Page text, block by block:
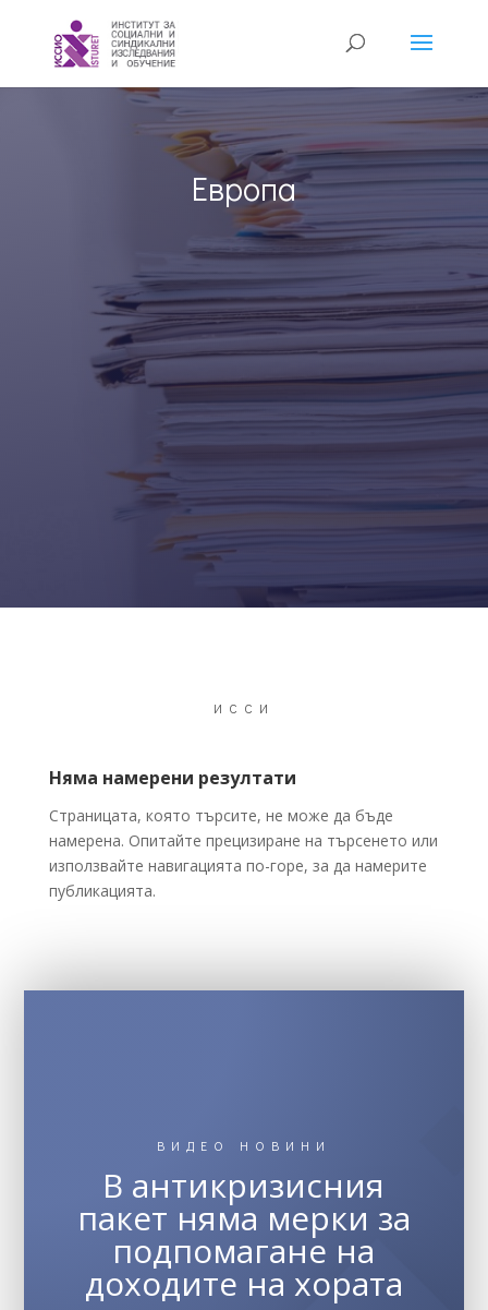
Европа
ИССИ
Няма намерени резултати
Страницата, която търсите, не може да бъде
намерена. Опитайте прецизиране на търсенето или
използвайте навигацията по-горе, за да намерите
публикацията.
ВИДЕО НОВИНИ
В антикризисния
пакет няма мерки за
подпомагане на
доходите на хората